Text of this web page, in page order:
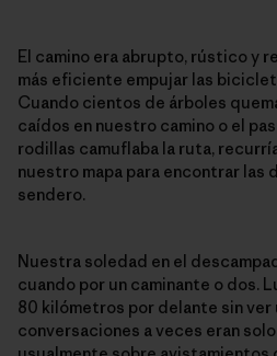
El camino era abrupto, rústico y
más eficiente empujar las
Cuando cientos de árboles
caídos en nuestro camino o el
rodillas camuflaba la ruta,
nuestro mapa para encontrar las
sendero.
Nuestra soledad en el
cuando por un caminante o dos.
80 kilómetros por delante sin ver
conversaciones a veces eran